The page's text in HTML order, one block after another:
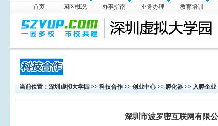
首页 园区概况 办事指南 业务办理 教育培训
当前位置： 深圳虚拟大学园 >> 科技合作 >> 创业中心>> 孵化器 >> 入孵企业
深圳市波罗密互联网有限